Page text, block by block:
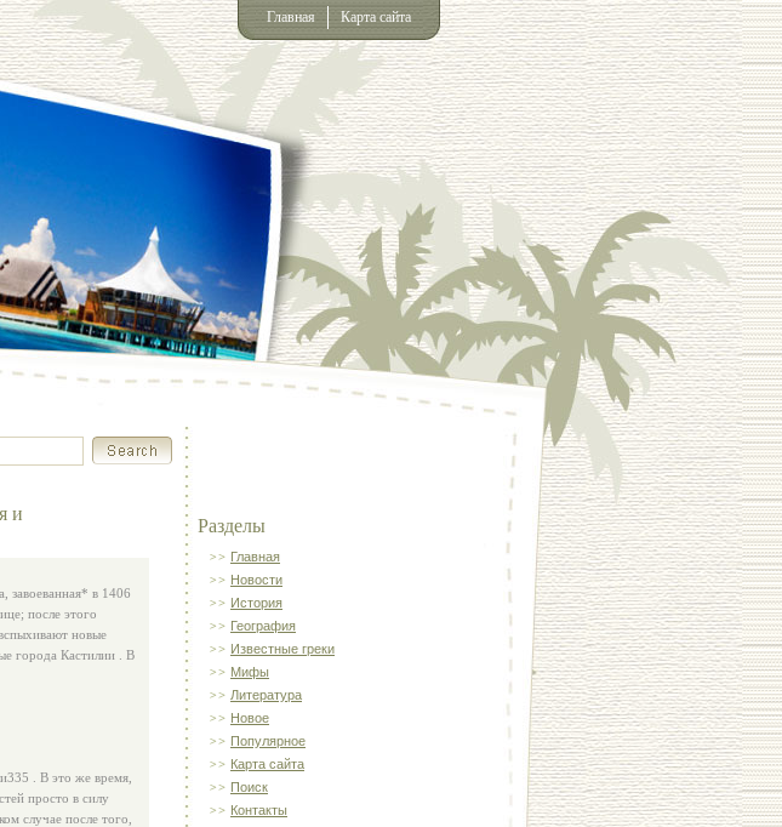
Главная Карта сайта
Разделы
Главная
Новости
История
География
Известные греки
Мифы
Литература
Новое
Популярное
Карта сайта
Поиск
Контакты
и
завоеванная* в 1406
после этого
новые
города Кастилии . В
. В это же время,
просто в силу
случае после того,